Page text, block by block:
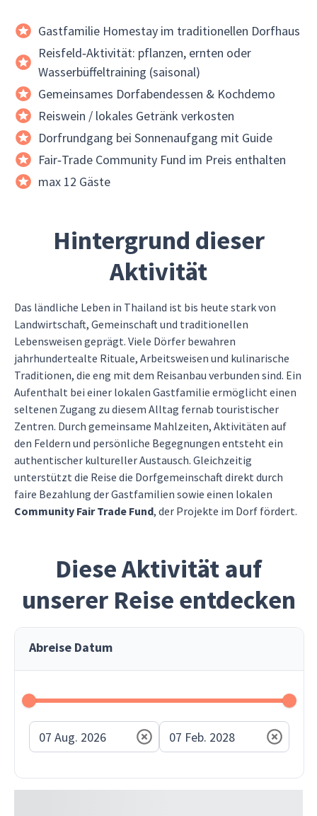
Gastfamilie Homestay im traditionellen Dorfhaus
Reisfeld‑Aktivität: pflanzen, ernten oder
Wasserbüffeltraining (saisonal)
Gemeinsames Dorfabendessen & Kochdemo
Reiswein / lokales Getränk verkosten
Dorfrundgang bei Sonnenaufgang mit Guide
Fair‑Trade Community Fund im Preis enthalten
max 12 Gäste
Hintergrund dieser
Aktivität
Das ländliche Leben in Thailand ist bis heute stark von
Landwirtschaft, Gemeinschaft und traditionellen
Lebensweisen geprägt. Viele Dörfer bewahren
jahrhundertealte Rituale, Arbeitsweisen und kulinarische
Traditionen, die eng mit dem Reisanbau verbunden sind. Ein
Aufenthalt bei einer lokalen Gastfamilie ermöglicht einen
seltenen Zugang zu diesem Alltag fernab touristischer
Zentren. Durch gemeinsame Mahlzeiten, Aktivitäten auf
den Feldern und persönliche Begegnungen entsteht ein
authentischer kultureller Austausch. Gleichzeitig
unterstützt die Reise die Dorfgemeinschaft direkt durch
faire Bezahlung der Gastfamilien sowie einen lokalen
Community Fair Trade Fund, der Projekte im Dorf fördert.
Diese Aktivität auf
unserer Reise entdecken
Abreise Datum